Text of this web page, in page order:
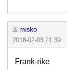
misko
2018-02-03 21:39
Frank-rike